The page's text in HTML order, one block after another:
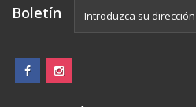
Boletín